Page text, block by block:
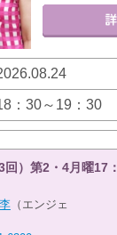
：30～19：30
）第2・4月曜17：
（エンジェ